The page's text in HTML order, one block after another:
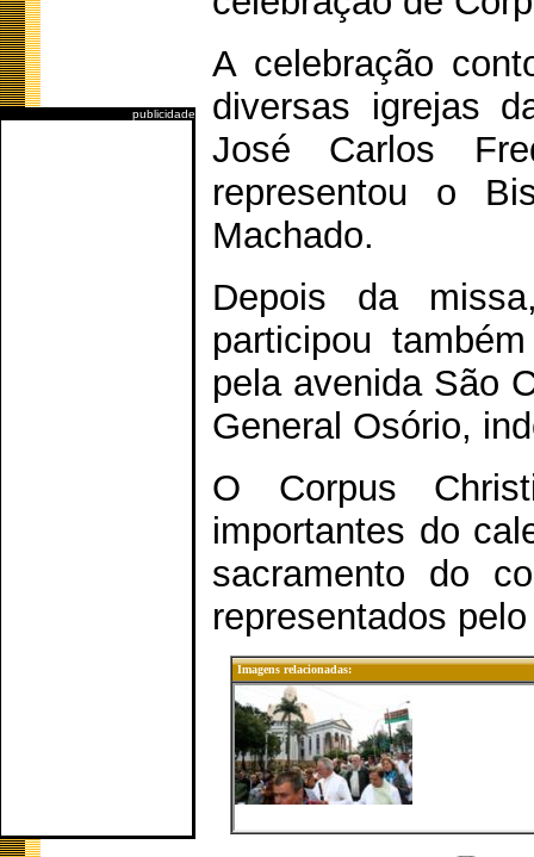
publicidade
A celebração
diversas igrejas
José Carlos
representou o
Machado.
Depois da
participou
pela avenida São
General Osório,
O Corpus
importantes do
sacramento do
representados
Imagens relacionadas: